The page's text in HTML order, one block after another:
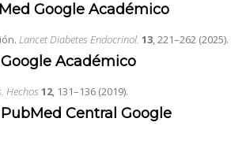
Google Académico
Lancet Diabetes Endocrinol. 13, 221–262 (2025).
Google Académico
Hechos 12, 131–136 (2019).
PubMed Central Google